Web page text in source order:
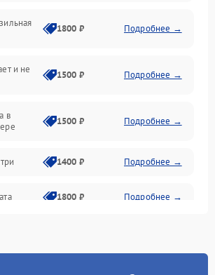
1800 ₽ Подробнее →
и не
1500 ₽ Подробнее →
в
1500 ₽ Подробнее →
1400 ₽ Подробнее →
1800 ₽ Подробнее →